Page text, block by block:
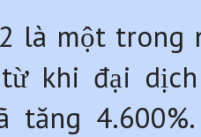
là một trong
khi đại
tăng